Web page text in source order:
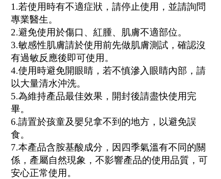
1.若使用時有不適症狀，請停止使用，並請詢問
專業醫生。
2.避免使用於傷口、紅腫、肌膚不適部位。
3.敏感性肌膚請於使用前先做肌膚測試，確認沒
有過敏反應後即可使用。
4.使用時避免開眼睛，若不慎滲入眼睛內部，請
以大量清水沖洗。
5.為維持產品最佳效果，開封後請盡快使用完
畢。
6.請置於孩童及嬰兒拿不到的地方，以避免誤
食。
7.本產品含胺基酸成分，因四季氣溫有不同的關
係，產屬自然現象，不影響產品的使用品質，可
安心正常使用。